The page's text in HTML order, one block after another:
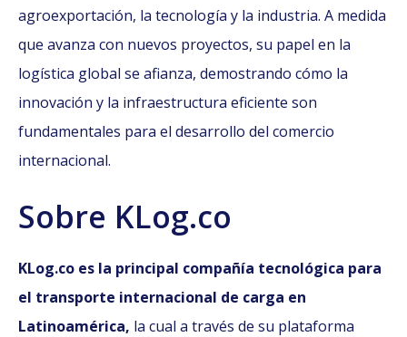
agroexportación, la tecnología y la industria. A medida
que avanza con nuevos proyectos, su papel en la
logística global se afianza, demostrando cómo la
innovación y la infraestructura eficiente son
fundamentales para el desarrollo del comercio
internacional.
Sobre KLog.co
KLog.co es la principal compañía tecnológica para
el transporte internacional de carga en
Latinoamérica, la cual a través de su plataforma